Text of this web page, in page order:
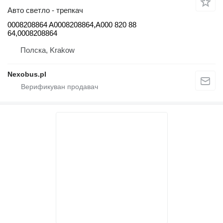
Авто светло - трепкач
0008208864 A0008208864,A000 820 88
64,0008208864
Полска, Krakow
Nexobus.pl